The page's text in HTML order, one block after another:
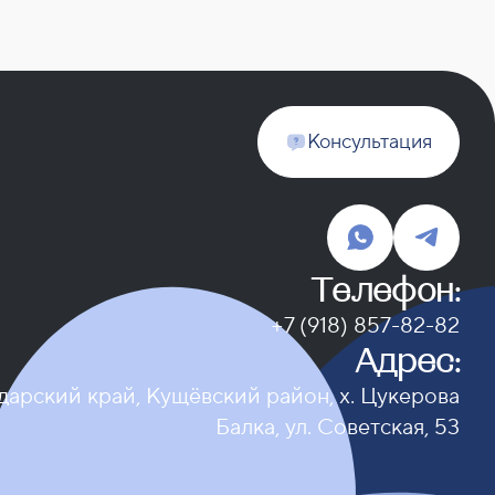
Консультация
Телефон:
+7 (918) 857-82-82
Адрес:
край, Кущёвский район, х. Цукерова
Балка, ул. Советская, 53